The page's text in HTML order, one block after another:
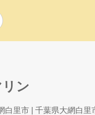
リン
白里市 | 千葉県大網白里